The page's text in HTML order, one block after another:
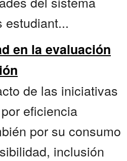
estudiant...
en la evaluación
de las iniciativas
eficiencia
por su consumo
inclusión